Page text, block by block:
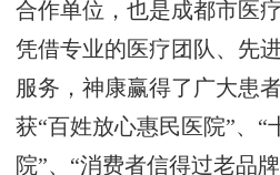
合作单位，也是成都市医
凭借专业的医疗团队、先
服务，神康赢得了广大患
获“百姓放心惠民医院”、“
院”、“消费者信得过老品